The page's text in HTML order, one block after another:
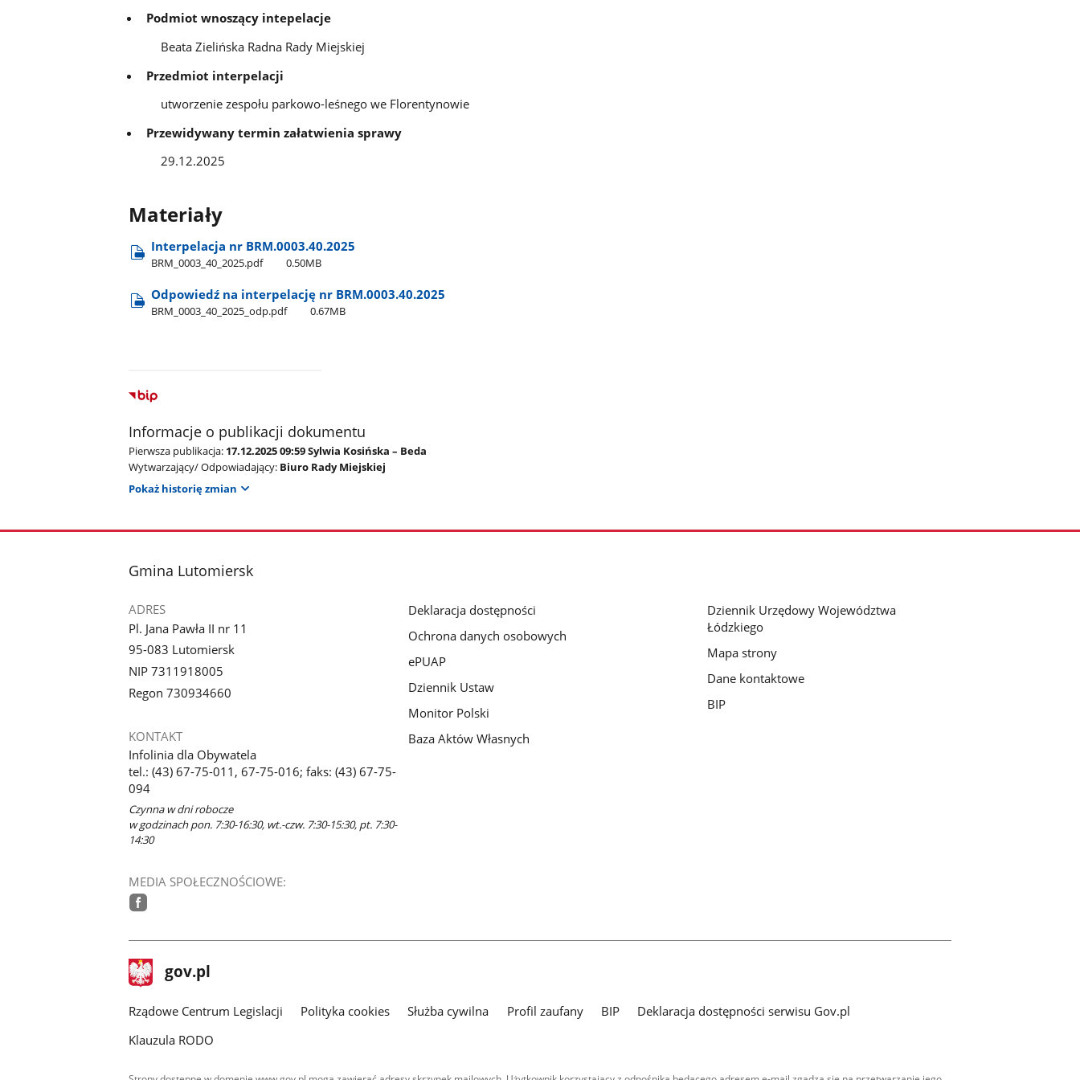
Podmiot wnoszący intepelacje
Beata Zielińska Radna Rady Miejskiej
Przedmiot interpelacji
utworzenie zespołu parkowo-leśnego we Florentynowie
Przewidywany termin załatwienia sprawy
29.12.2025
Materiały
Interpelacja nr BRM.0003.40.2025
BRM​_0003​_40​_2025.pdf 0.50MB
Odpowiedź na interpelację nr BRM.0003.40.2025
BRM​_0003​_40​_2025​_odp.pdf 0.67MB
Informacje o publikacji dokumentu
Pierwsza publikacja: 17.12.2025 09:59 Sylwia Kosińska – Beda
Wytwarzający/ Odpowiadający: Biuro Rady Miejskiej
Pokaż historię zmian
stopka
Gmina Lutomiersk
ADRES
Pl. Jana Pawła II nr 11
95-083 Lutomiersk
NIP 7311918005
Regon 730934660
KONTAKT
Infolinia dla Obywatela
tel.: (43) 67-75-011, 67-75-016; faks: (43) 67-75-
094
Czynna w dni robocze
w godzinach pon. 7:30-16:30, wt.-czw. 7:30-15:30, pt. 7:30-
14:30
MEDIA SPOŁECZNOŚCIOWE:
Deklaracja dostępności
Ochrona danych osobowych
ePUAP
Dziennik Ustaw
Monitor Polski
Baza Aktów Własnych
Dziennik Urzędowy Województwa
Łódzkiego
Mapa strony
Dane kontaktowe
BIP
stopka
gov.pl Strona
gov.pl
Rządowe Centrum Legislacji Polityka cookies Służba cywilna Profil zaufany BIP
Deklaracja dostępności serwisu Gov.pl
Klauzula RODO